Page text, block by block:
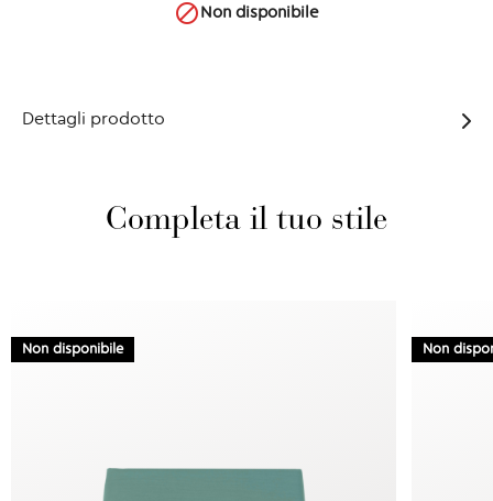
 Non disponibile
Dettagli prodotto
Completa il tuo stile
Non disponibile Non